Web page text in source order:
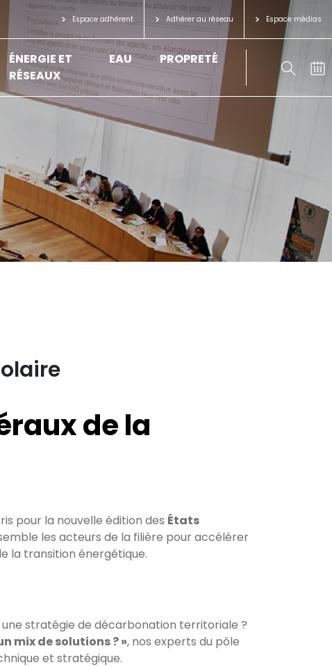
Espace adhérent Adhérer au réseau Espace médias
ÉNERGIE ET
RÉSEAUX
EAU PROPRETÉ
de la
pour la nouvelle édition des États
les acteurs de la filière pour accélérer
la transition énergétique.
stratégie de décarbonation territoriale ?
mix de solutions ? », nos experts du pôle
et stratégique.